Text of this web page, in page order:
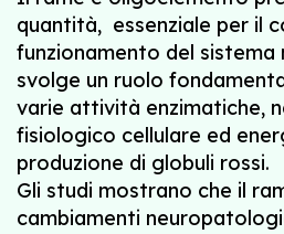
quantità, essenziale per il
funzionamento del sistema
svolge un ruolo
varie attività enzimatiche,
fisiologico cellulare ed
produzione di globuli rossi.
Gli studi mostrano che il
cambiamenti